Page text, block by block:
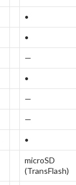
•
•
—
•
—
—
•
microSD
(TransFlash)